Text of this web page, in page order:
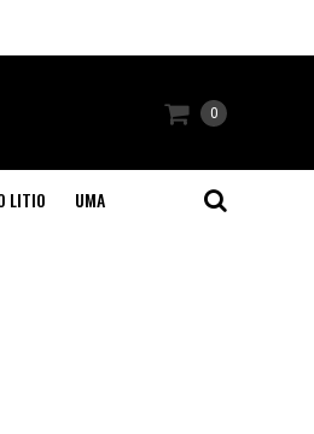
0
LITIO UMA